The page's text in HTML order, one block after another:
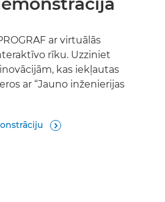
ar virtuālās
rīku. Uzziniet
kas iekļautas
ar “Jauno inženierijas
